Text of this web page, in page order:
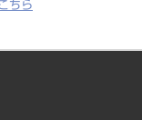
ちら
ーティング加工を施